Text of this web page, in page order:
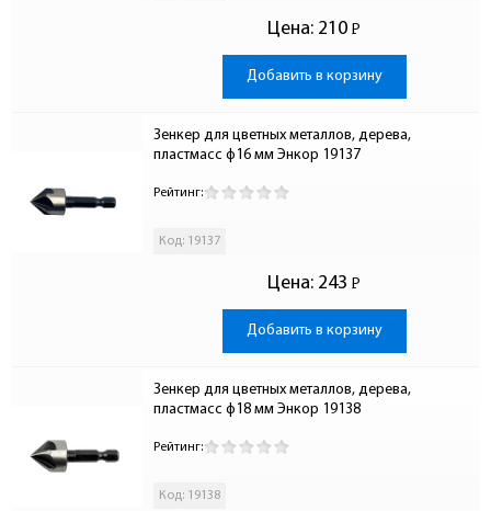
Цена: 210 Р
-
Добавить в корзину
Зенкер для цветных металлов, дерева,
пластмасс ф16 мм Энкор 19137
Рейтинг:
Код: 19137
Цена: 243 Р
-
Добавить в корзину
Зенкер для цветных металлов, дерева,
пластмасс ф18 мм Энкор 19138
Рейтинг:
Код: 19138